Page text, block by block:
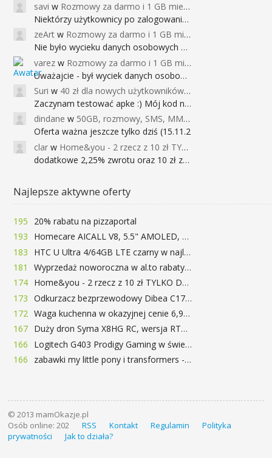
savi w Rozmowy za darmo i 1 GB miesięcznie
Niektórzy użytkownicy po zalogowaniu do
zeArt w Rozmowy za darmo i 1 GB miesięcznie
Nie było wycieku danych osobowych a nieo
varez w Rozmowy za darmo i 1 GB miesięcznie
Uważajcie - był wyciek danych osobowych
Suri w 40 zł dla nowych użytkowników Google Pay (dawniej Android Pay)
Zaczynam testować apke :) Mój kod na 40
dindane w 50GB, rozmowy, SMS, MMS bez limitu przez 6 miesięcy za darmo za przeniesienie numeru do Play NEXT
Oferta ważna jeszcze tylko dziś (15.11.2
clar w Home&you - 2 rzecz z 10 zł TYLKO DZISIAJ
dodatkowe 2,25% zwrotu oraz 10 zł za r
Najlepsze aktywne oferty
195
20% rabatu na pizzaportal
193
Homecare AICALL V8, 5.5" AMOLED, 4/128GB, Snapdragon 652, LTE, QC3.0, 3400mAh za 416zł
183
HTC U Ultra 4/64GB LTE czarny w najlepszej cenie na rynku 799 zł!!!
181
Wyprzedaż noworoczna w al.to rabaty do 72%
174
Home&you - 2 rzecz z 10 zł TYLKO DZISIAJ
173
Odkurzacz bezprzewodowy Dibea C17 za 77.99$ (~290zł)
172
Waga kuchenna w okazyjnej cenie 6,99$
167
Duży dron Syma X8HG RC, wersja RTF, kamera 8MP za 62$ (~233zł) - TomTop
166
Logitech G403 Prodigy Gaming w świetnej cenie 169 zł
166
zabawki my little pony i transformers -50%!
© 2013 mamOkazje.pl
Osób online: 202
RSS Kontakt Regulamin
Polityka
prywatności
Jak to działa?